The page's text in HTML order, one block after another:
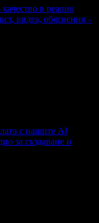
в реално
видеа, обяснения –
с нашите AI
за създаване и